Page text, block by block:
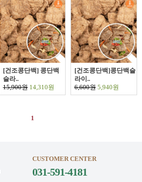
[건조콩단백] 콩단백
슬라..
15,900원14,310원
[건조콩단백]콩단백슬
라이..
6,600원5,940원
1
CUSTOMER CENTER
031-591-4181